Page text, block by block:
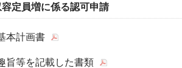
容定員増に係る認可申請
本計画書
旨等を記載した書類